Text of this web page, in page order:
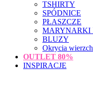
TSHIRTY
SPÓDNICE
PŁASZCZE
MARYNARKI
BLUZY
Okrycia
OUTLET 80%
INSPIRACJE